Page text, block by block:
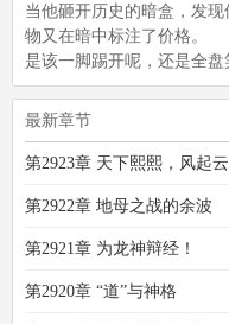
当他砸开历史的暗盒，发
物又在暗中标注了价格。
是该一脚踢开呢，还是全盘
最新章节
第2923章 天下熙熙，风起
第2922章 地母之战的余波
第2921章 为龙神辩经！
第2920章 “道”与神格